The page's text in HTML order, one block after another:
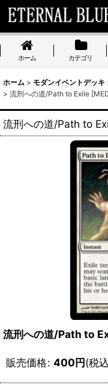
ホーム カテゴリ
ホーム > モダンイベントデッキ
> 流刑への道/Path to Exile
流刑への道/Path to
流刑への道/Path to
販売価格: 400円(税